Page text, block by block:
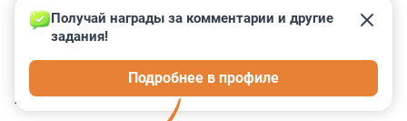
КОММЕНТАРИИ 38
Получай награды за комментарии и другие
задания!
Подробнее в профиле